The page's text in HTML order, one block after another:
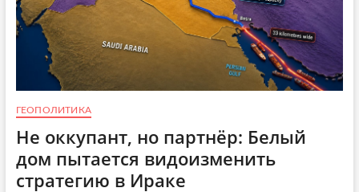
ГЕОПОЛИТИКА
Не оккупант, но партнёр: Белый
дом пытается видоизменить
стратегию в Ираке